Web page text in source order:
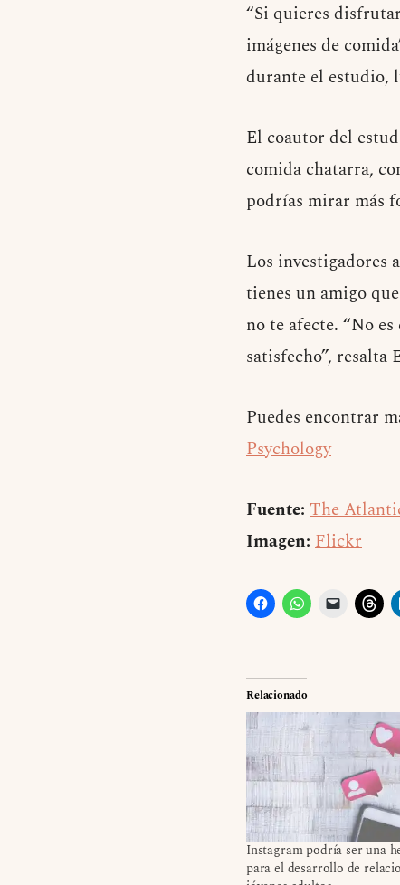
“Si quieres
imágenes de
durante el estudio,
El coautor del
comida chatarra,
podrías mirar más
Los investigadores
tienes un amigo
no te afecte. “No
satisfecho”, resalta
Puedes encontrar
Psychology
Fuente: The
Imagen: Flickr
Relacionado
Instagram podría ser una
para el desarrollo de